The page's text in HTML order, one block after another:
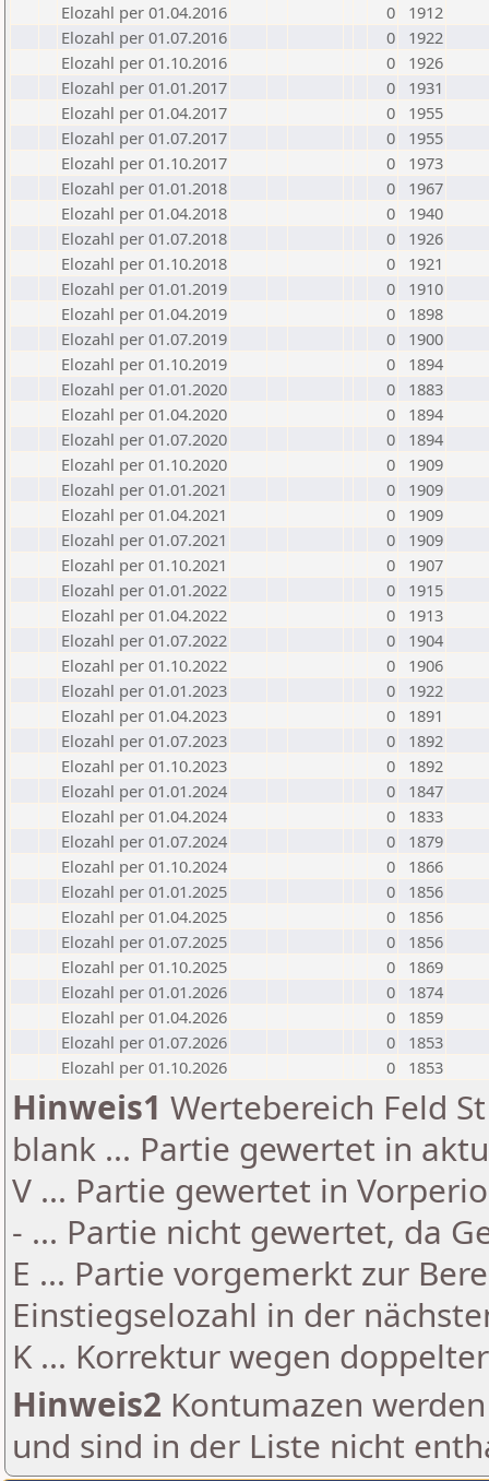
Elozahl per 01.04.2016
0
1912
Elozahl per 01.07.2016
0
1922
Elozahl per 01.10.2016
0
1926
Elozahl per 01.01.2017
0
1931
Elozahl per 01.04.2017
0
1955
Elozahl per 01.07.2017
0
1955
Elozahl per 01.10.2017
0
1973
Elozahl per 01.01.2018
0
1967
Elozahl per 01.04.2018
0
1940
Elozahl per 01.07.2018
0
1926
Elozahl per 01.10.2018
0
1921
Elozahl per 01.01.2019
0
1910
Elozahl per 01.04.2019
0
1898
Elozahl per 01.07.2019
0
1900
Elozahl per 01.10.2019
0
1894
Elozahl per 01.01.2020
0
1883
Elozahl per 01.04.2020
0
1894
Elozahl per 01.07.2020
0
1894
Elozahl per 01.10.2020
0
1909
Elozahl per 01.01.2021
0
1909
Elozahl per 01.04.2021
0
1909
Elozahl per 01.07.2021
0
1909
Elozahl per 01.10.2021
0
1907
Elozahl per 01.01.2022
0
1915
Elozahl per 01.04.2022
0
1913
Elozahl per 01.07.2022
0
1904
Elozahl per 01.10.2022
0
1906
Elozahl per 01.01.2023
0
1922
Elozahl per 01.04.2023
0
1891
Elozahl per 01.07.2023
0
1892
Elozahl per 01.10.2023
0
1892
Elozahl per 01.01.2024
0
1847
Elozahl per 01.04.2024
0
1833
Elozahl per 01.07.2024
0
1879
Elozahl per 01.10.2024
0
1866
Elozahl per 01.01.2025
0
1856
Elozahl per 01.04.2025
0
1856
Elozahl per 01.07.2025
0
1856
Elozahl per 01.10.2025
0
1869
Elozahl per 01.01.2026
0
1874
Elozahl per 01.04.2026
0
1859
Elozahl per 01.07.2026
0
1853
Elozahl per 01.10.2026
0 1853
Hinweis1 Wertebereich Feld
blank ... Partie gewertet in
V ... Partie gewertet in
- ... Partie nicht gewertet, da
E ... Partie vorgemerkt zur
Einstiegselozahl in der
K ... Korrektur wegen
Hinweis2 Kontumazen
und sind in der Liste nicht